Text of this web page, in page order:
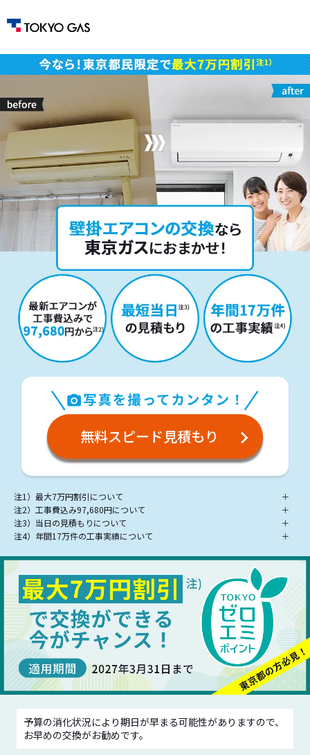
無料スピード見積もり
注1）最大7万円割引について
＋
注2）工事費込み97,680円について
＋
注3）当日の見積もりについて
＋
注4）年間17万件の工事実績について
＋
予算の消化状況により期日が早まる可能性がありますので、
お早めの交換がお勧めです。